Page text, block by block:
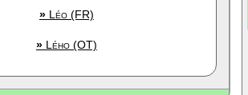
» Léo (FR)
» Lého (OT)